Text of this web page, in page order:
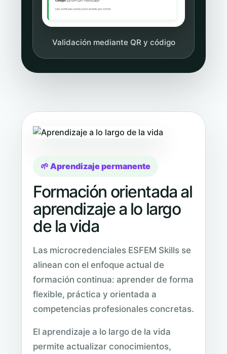
Validación mediante QR y código
🌱 Aprendizaje permanente
Formación orientada al
aprendizaje a lo largo
de la vida
Las microcredenciales ESFEM Skills se
alinean con el enfoque actual de
formación continua: aprender de forma
flexible, práctica y orientada a
competencias profesionales concretas.
El aprendizaje a lo largo de la vida
permite actualizar conocimientos,